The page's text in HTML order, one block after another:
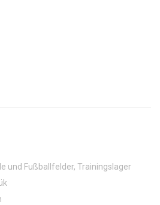
und Fußballfelder, Trainingslager